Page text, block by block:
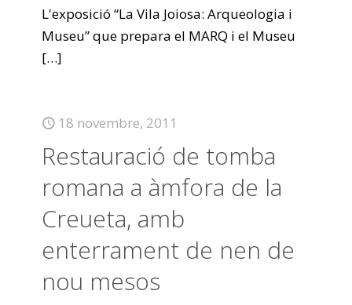
L'exposició “La Vila Joiosa: Arqueologia i
Museu” que prepara el MARQ i el Museu
[…]
18 novembre, 2011
Restauració de tomba
romana a àmfora de la
Creueta, amb
enterrament de nen de
nou mesos